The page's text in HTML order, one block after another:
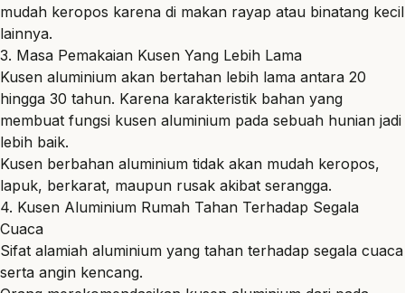
mudah keropos karena di makan rayap atau binatang kecil
lainnya.
3. Masa Pemakaian Kusen Yang Lebih Lama
Kusen aluminium akan bertahan lebih lama antara 20
hingga 30 tahun. Karena karakteristik bahan yang
membuat fungsi kusen aluminium pada sebuah hunian jadi
lebih baik.
Kusen berbahan aluminium tidak akan mudah keropos,
lapuk, berkarat, maupun rusak akibat serangga.
4. Kusen Aluminium Rumah Tahan Terhadap Segala
Cuaca
Sifat alamiah aluminium yang tahan terhadap segala cuaca
serta angin kencang.